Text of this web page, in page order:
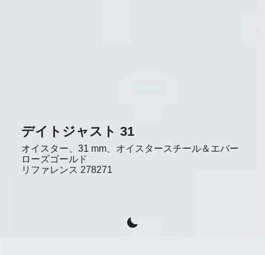
デイトジャスト 31
オイスター、31 mm、オイスタースチール＆エバー
ローズゴールド
リファレンス 278271